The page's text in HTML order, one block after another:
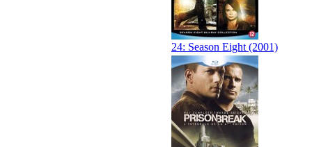
24: Season Eight (2001)